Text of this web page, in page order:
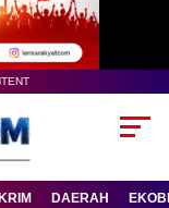
DAERAH